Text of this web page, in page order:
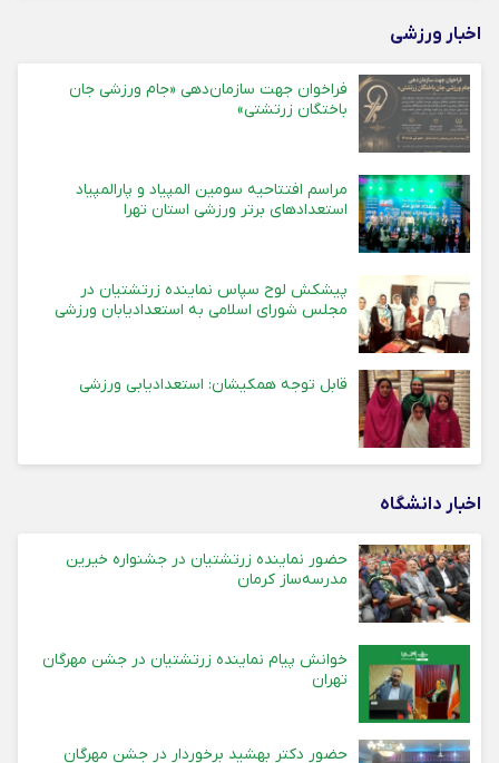
اخبار ورزشی
فراخوان جهت سازمان‌دهی «جام ورزشی جان
باختگان زرتشتی»
مراسم افتتاحیه سومین المپیاد و پارالمپیاد
استعدادهای برتر ورزشی استان تهرا
پیشکش لوح سپاس نماینده زرتشتیان در
مجلس شورای اسلامی به استعدادیابان ورزشی
قابل توجه همکیشان: استعدادیابی ورزشی
اخبار دانشگاه
حضور نماینده زرتشتیان در جشنواره خیرین
مدرسه‌ساز کرمان
خوانش پیام نماینده زرتشتیان در جشن مهرگان
تهران
حضور دکتر بهشید برخوردار در جشن مهرگان